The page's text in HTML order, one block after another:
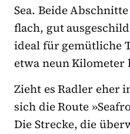
Sea. Beide
flach, gut
ideal für gemütliche
etwa neun
Zieht es Radler eher
sich die Route
Die Strecke, die